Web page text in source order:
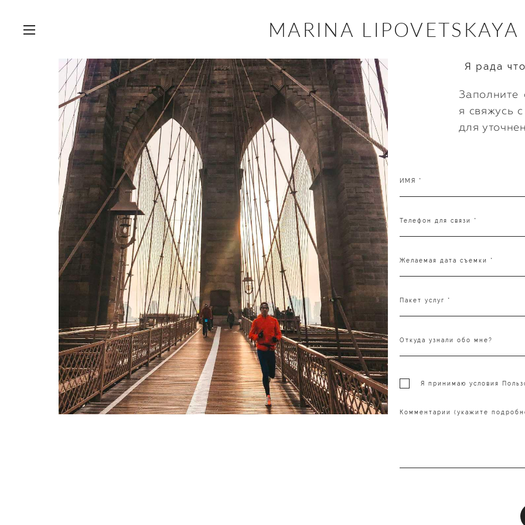
MARINA LIPOVETSKAYA
Я рада
Заполните
я свяжусь
для
ИМЯ *
Телефон для связи *
Желаемая дата съемки *
Пакет услуг *
Откуда узнали обо мне?
Я принимаю условия
Комментарии (укажите